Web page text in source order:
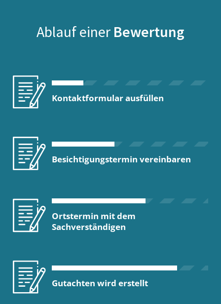
Ablauf einer Bewertung
Kontaktformular ausfüllen
Besichtigungstermin vereinbaren
Ortstermin mit dem
Sachverständigen
Gutachten wird erstellt